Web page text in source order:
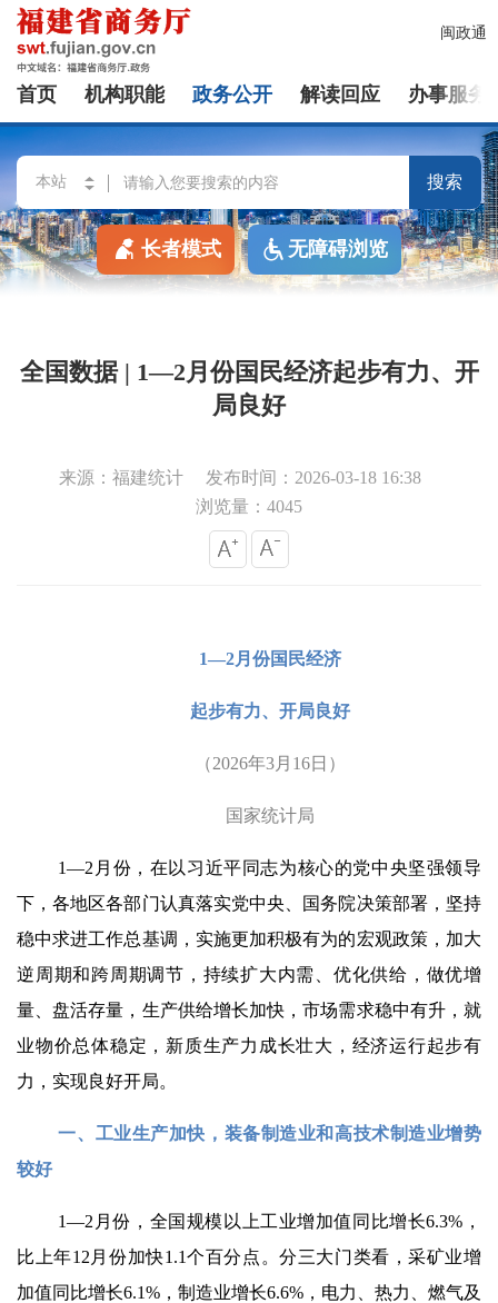
闽政通
首页 机构职能 政务公开 解读回应 办事服务
搜索
长者模式 无障碍浏览
全国数据 | 1—2月份国民经济起步有力、开
局良好
来源：福建统计
发布时间：2026-03-18 16:38
浏览量：4045
1—2月份国民经济
起步有力、开局良好
（2026年3月16日）
国家统计局
1—2月份，在以习近平同志为核心的党中央坚强领导
下，各地区各部门认真落实党中央、国务院决策部署，坚持
稳中求进工作总基调，实施更加积极有为的宏观政策，加大
逆周期和跨周期调节，持续扩大内需、优化供给，做优增
量、盘活存量，生产供给增长加快，市场需求稳中有升，就
业物价总体稳定，新质生产力成长壮大，经济运行起步有
力，实现良好开局。
一、工业生产加快，装备制造业和高技术制造业增势
较好
1—2月份，全国规模以上工业增加值同比增长6.3%，
比上年12月份加快1.1个百分点。分三大门类看，采矿业增
加值同比增长6.1%，制造业增长6.6%，电力、热力、燃气及